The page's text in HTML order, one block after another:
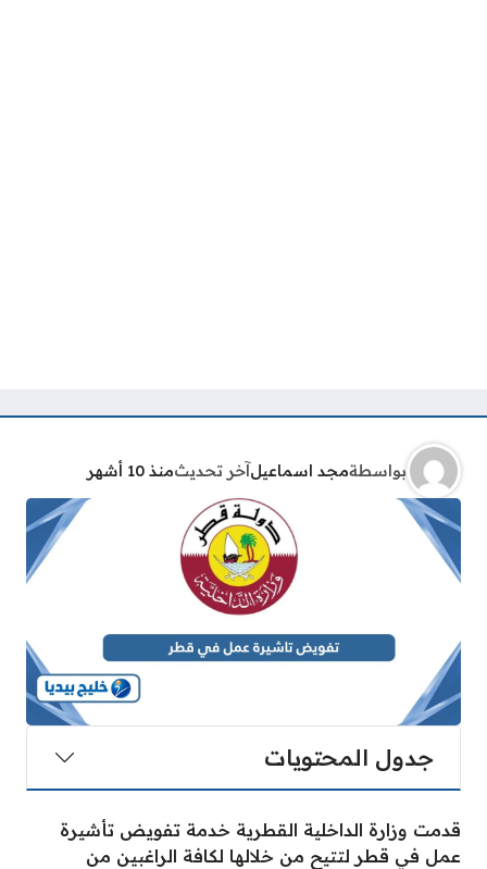
بواسطةمجد اسماعيلآخر تحديثمنذ 10 أشهر
جدول المحتويات
قدمت وزارة الداخلية القطرية خدمة تفويض تأشيرة
عمل في قطر لتتيح من خلالها لكافة الراغبين من